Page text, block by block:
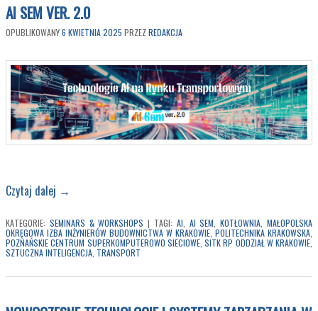
AI SEM VER. 2.0
OPUBLIKOWANY6 KWIETNIA 2025 PRZEZREDAKCJA
Czytaj dalej →
KATEGORIE: SEMINARS & WORKSHOPS | TAGI: AI AI SEM ,KOTŁOWNIA ,MAŁOPOLSKA
OKRĘGOWA IZBA INŻYNIERÓW BUDOWNICTWA W KRAKOWIE POLITECHNIKA KRAKOWSKA
POZNAŃSKIE CENTRUM SUPERKOMPUTEROWO SIECIOWE, SITK RP ODDZIAŁ W KRAKOWIE
SZTUCZNA INTELIGENCJA TRANSPORT